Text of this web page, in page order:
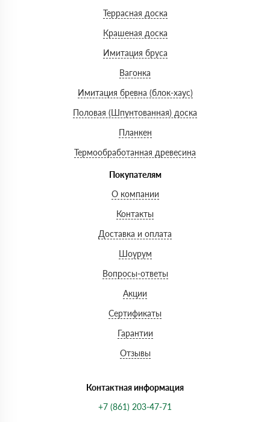
Террасная доска
Крашеная доска
Имитация бруса
Вагонка
Имитация бревна (блок-хаус)
Половая (Шпунтованная) доска
Планкен
Термообработанная древесина
Покупателям
О компании
Контакты
Доставка и оплата
Шоурум
Вопросы-ответы
Акции
Сертификаты
Гарантии
Отзывы
Контактная информация
+7 (861) 203-47-71